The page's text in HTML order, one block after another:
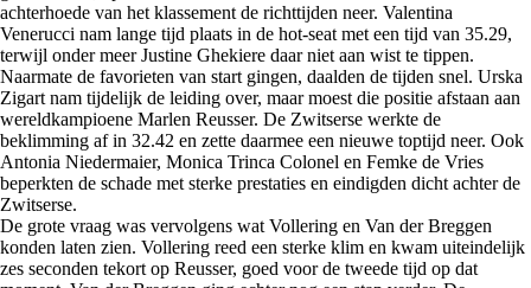
achterhoede van het klassement de richttijden neer. Valentina
Venerucci nam lange tijd plaats in de hot-seat met een tijd van 35.29,
terwijl onder meer Justine Ghekiere daar niet aan wist te tippen.
Naarmate de favorieten van start gingen, daalden de tijden snel. Urska
Zigart nam tijdelijk de leiding over, maar moest die positie afstaan aan
wereldkampioene Marlen Reusser. De Zwitserse werkte de
beklimming af in 32.42 en zette daarmee een nieuwe toptijd neer. Ook
Antonia Niedermaier, Monica Trinca Colonel en Femke de Vries
beperkten de schade met sterke prestaties en eindigden dicht achter de
Zwitserse.
De grote vraag was vervolgens wat Vollering en Van der Breggen
konden laten zien. Vollering reed een sterke klim en kwam uiteindelijk
zes seconden tekort op Reusser, goed voor de tweede tijd op dat